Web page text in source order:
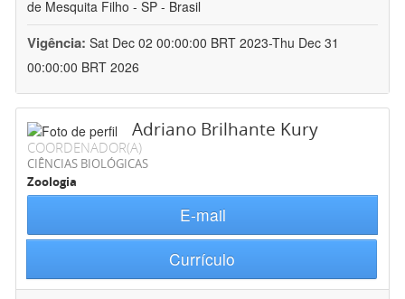
de Mesquita Filho - SP - Brasil
Vigência: Sat Dec 02 00:00:00 BRT 2023-Thu Dec 31
00:00:00 BRT 2026
Adriano Brilhante Kury
COORDENADOR(A)
CIÊNCIAS BIOLÓGICAS
Zoologia
E-mail
Currículo